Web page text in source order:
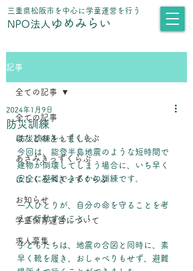
​三重県松阪市を中心に学童運営を行う
NPO法人 ゆめみらい
記事
全ての記事
はたどのきっずくらぶ
あさみきっずくらぶ
にしくろべきっずくらぶ
お知らせ
学童保育運営について
求人募集
全ての記事
防災訓練
2024年1月9日
防災訓練をしました。
今回は、能登半島地震のような短時間で
建物が倒壊してしまう場合に、いち早く
安全に避難できるかの訓練です。
一人ひとりが、自分の命を守ることを考
えて行動すること！
子どもたちは、地震の合図と同時に、素
早く靴を履き、おしゃべりもせず、避難